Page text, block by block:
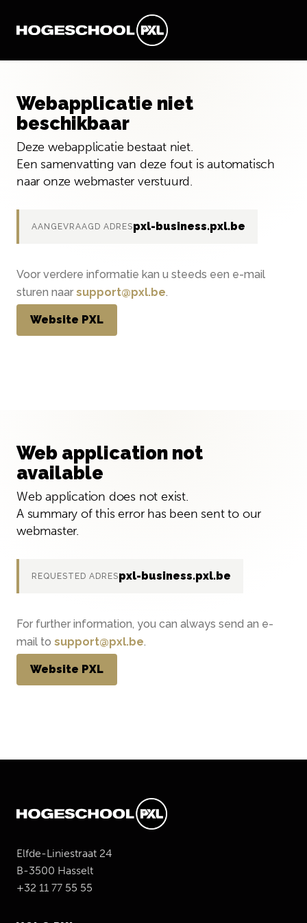
Webapplicatie niet
beschikbaar
Deze webapplicatie bestaat niet.
Een samenvatting van deze fout is automatisch
naar onze webmaster verstuurd.
AANGEVRAAGD ADRESpxl-business.pxl.be
Voor verdere informatie kan u steeds een e-mail
sturen naar support@pxl.be.
Website PXL
Web application not
available
Web application does not exist.
A summary of this error has been sent to our
webmaster.
REQUESTED ADRESpxl-business.pxl.be
For further information, you can always send an e-
mail to support@pxl.be.
Website PXL
Elfde-Liniestraat 24
B-3500 Hasselt
+32 11 77 55 55